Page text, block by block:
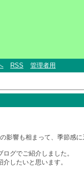
RSS 管理者用
影響も相まって、季節感
グでご紹介しました。
したいと思います。